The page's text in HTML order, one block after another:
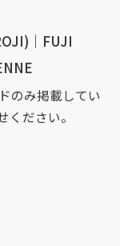
FUJI
のみ掲載してい
ださい。